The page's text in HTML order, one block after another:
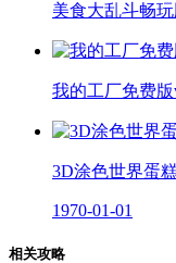
美食大乱斗畅
我的工厂免费
3D涂色世界蛋
1970-01-01
相关攻略